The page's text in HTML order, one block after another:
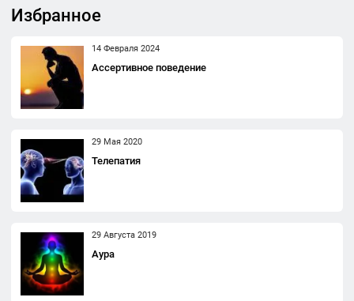
Избранное
14 Февраля 2024
Ассертивное поведение
29 Мая 2020
Телепатия
29 Августа 2019
Аура